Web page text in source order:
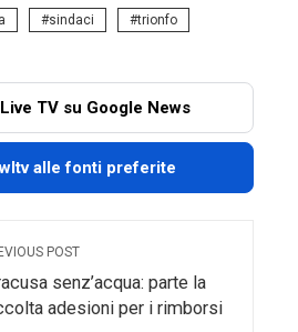
sindaci trionfo
TV su Google News
alle fonti preferite
POST
senz’acqua: parte la
adesioni per i rimborsi